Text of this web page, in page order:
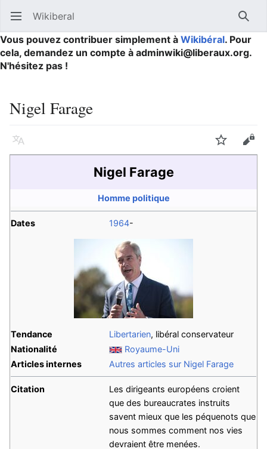
Ouvrir le menu principal Wikiberal
Vous pouvez contribuer simplement à Wikibéral. Pour
cela, demandez un compte à adminwiki@liberaux.org.
N'hésitez pas !
Nigel Farage
Langue Suivre
Nigel Farage
Homme politique
Dates 1964-
Tendance Libertarien, libéral conservateur
Nationalité
Royaume-Uni
Articles internes
Autres articles sur Nigel Farage
Citation
Les dirigeants européens croient
que des bureaucrates instruits
savent mieux que les péquenots que
nous sommes comment nos vies
devraient être menées.